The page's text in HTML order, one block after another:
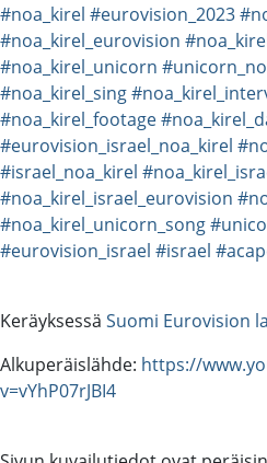
#noa_kirel #eurovision_2023
#noa_kirel_eurovision
#noa_kirel_unicorn
#noa_kirel_sing
#noa_kirel_footage
#eurovision_israel_noa_kirel
#israel_noa_kirel
#noa_kirel_israel_eurovision
#noa_kirel_unicorn_song
#eurovision_israel #israel
Keräyksessä Suomi Eurovision
Alkuperäislähde: https://
v=vYhP07rJBI4